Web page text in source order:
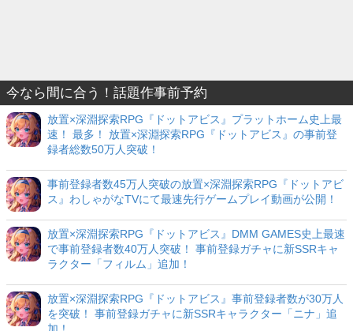
今なら間に合う！話題作事前予約
放置×深淵探索RPG『ドットアビス』プラットホーム史上最
速！ 最多！ 放置×深淵探索RPG『ドットアビス』の事前登
録者総数50万人突破！
事前登録者数45万人突破の放置×深淵探索RPG『ドットアビ
ス』わしゃがなTVにて最速先行ゲームプレイ動画が公開！
放置×深淵探索RPG『ドットアビス』DMM GAMES史上最速
で事前登録者数40万人突破！ 事前登録ガチャに新SSRキャ
ラクター「フィルム」追加！
放置×深淵探索RPG『ドットアビス』事前登録者数が30万人
を突破！ 事前登録ガチャに新SSRキャラクター「ニナ」追